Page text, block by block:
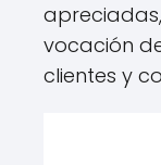
vocación
clientes y